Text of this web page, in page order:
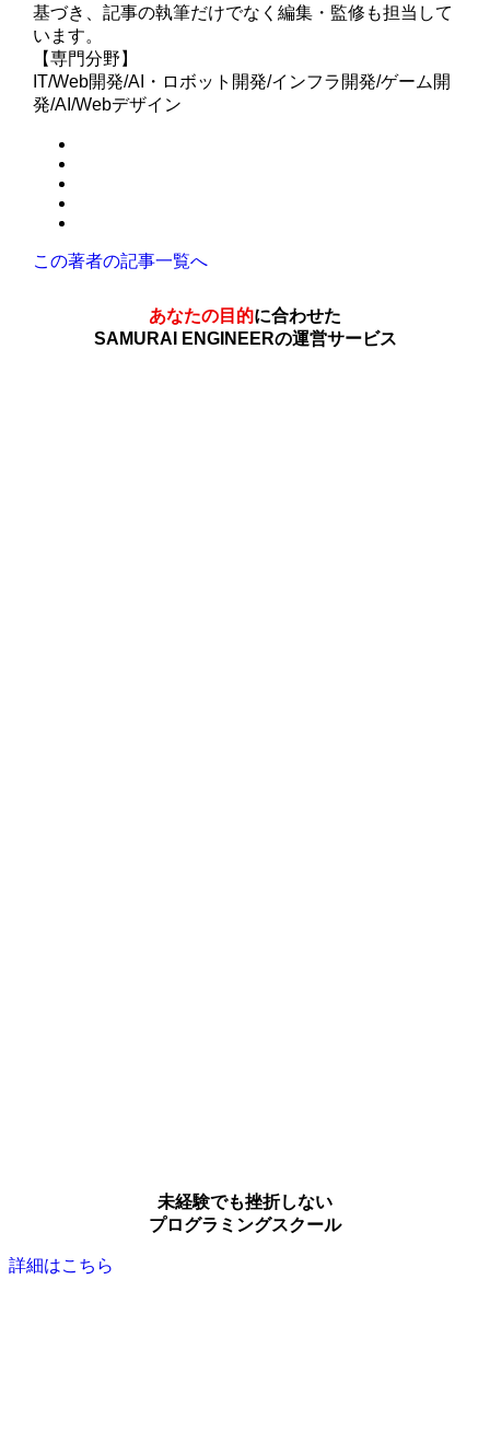
基づき、記事の執筆だけでなく編集・監修も担当して
います。
【専門分野】
IT/Web開発/AI・ロボット開発/インフラ開発/ゲーム開
発/AI/Webデザイン
この著者の記事一覧へ
あなたの目的に合わせた
SAMURAI ENGINEERの運営サービス
未経験でも挫折しない
プログラミングスクール
詳細はこちら